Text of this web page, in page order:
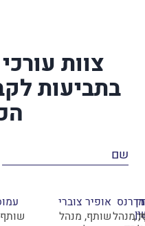
צוות
בתביעות
מנהלשותף, מנהל
מחלקה,